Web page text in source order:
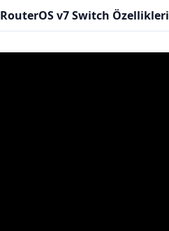
RouterOS v7 Switch Özellikleri